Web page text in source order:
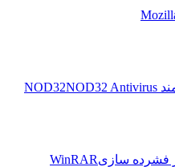
NOD32
سازیWinRAR